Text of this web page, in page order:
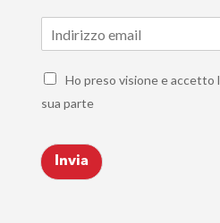
m
C
e
k
b
Ho preso visione e accetto
sua parte
Invia